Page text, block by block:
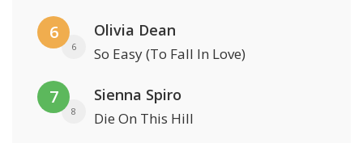
6
6
Olivia Dean
So Easy (To Fall In Love)
7
8
Sienna Spiro
Die On This Hill